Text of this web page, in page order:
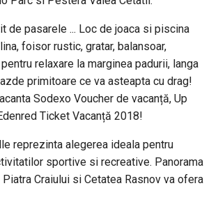
de pasarele ... Loc de joaca si piscina
foisor rustic, gratar, balansoar,
relaxare la marginea padurii, langa
primitoare ce va asteapta cu drag!
Sodexo Voucher de vacanță, Up
Ticket Vacanță 2018!
reprezinta alegerea ideala pentru
sportive si recreative. Panorama
Craiului si Cetatea Rasnov va ofera